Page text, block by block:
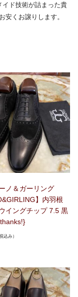
ド技術が詰まった貴
安くお譲りします。
ノ＆ガーリング
】内羽根
イングチップ 7.5 黒
込み）